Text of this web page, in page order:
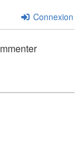
Connexion